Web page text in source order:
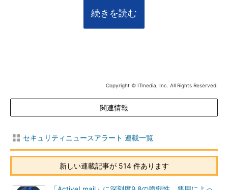
続きを読む
Copyright © ITmedia, Inc. All Rights Reserved.
関連情報
セキュリティニュースアラート 連載一覧
新しい連載記事が 514 件あります